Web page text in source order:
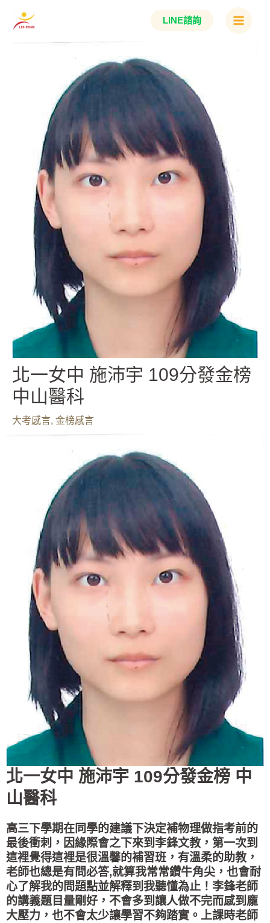
LINE諮詢
Main
北一女中 施沛宇 109分發金榜
中山醫科
大考感言, 金榜感言
北一女中 施沛宇 109分發金榜 中
山醫科
高三下學期在同學的建議下決定補物理做指考前的
最後衝刺，因緣際會之下來到李鋒文教，第一次到
這裡覺得這裡是很溫馨的補習班，有溫柔的助教，
老師也總是有問必答,就算我常常鑽牛角尖，也會耐
心了解我的問題點並解釋到我聽懂為止！李鋒老師
的講義題目量剛好，不會多到讓人做不完而感到龐
大壓力，也不會太少讓學習不夠踏實。上課時老師